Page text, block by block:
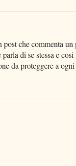
post che commenta un
di se stessa e
da proteggere a